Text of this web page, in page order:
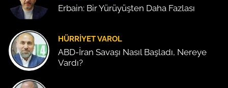
Erbain: Bir Yürüyüşten Daha Fazlası
HÜRRIYET VAROL
ABD-İran Savaşı Nasıl Başladı, Nereye
Vardı?